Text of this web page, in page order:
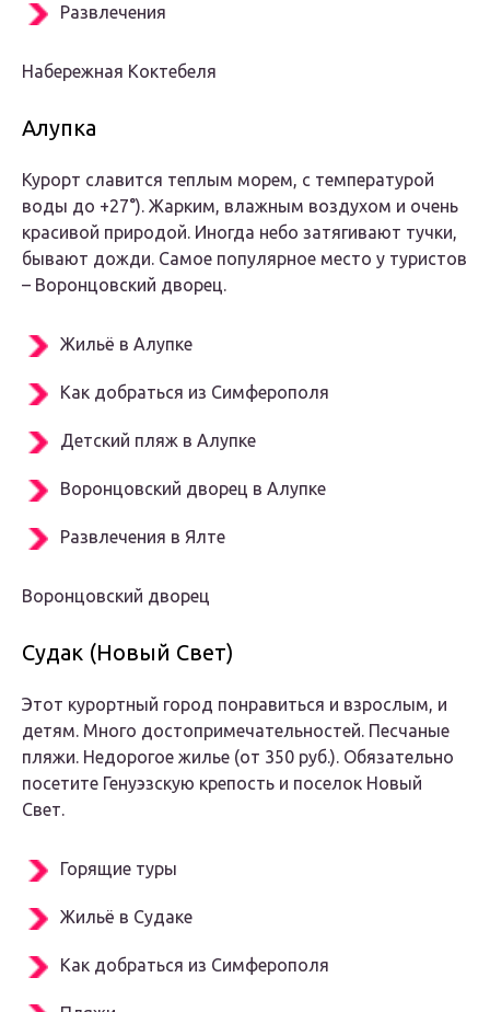
Развлечения
Набережная Коктебеля
Алупка
Курорт славится теплым морем, с температурой
воды до +27°). Жарким, влажным воздухом и очень
красивой природой. Иногда небо затягивают тучки,
бывают дожди. Самое популярное место у туристов
– Воронцовский дворец.
Жильё в Алупке
Как добраться из Симферополя
Детский пляж в Алупке
Воронцовский дворец в Алупке
Развлечения в Ялте
Воронцовский дворец
Судак (Новый Свет)
Этот курортный город понравиться и взрослым, и
детям. Много достопримечательностей. Песчаные
пляжи. Недорогое жилье (от 350 руб.). Обязательно
посетите Генуэзскую крепость и поселок Новый
Свет.
Горящие туры
Жильё в Судаке
Как добраться из Симферополя